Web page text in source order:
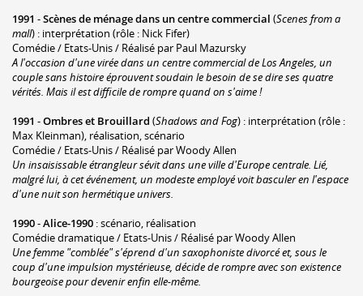
1991 -Scènes de ménage dans un centre commercial (Scenes from a
mall) : interprétation (rôle : Nick Fifer)
Comédie / Etats-Unis / Réalisé par Paul Mazursky
A l'occasion d'une virée dans un centre commercial de Los Angeles, un
couple sans histoire éprouvent soudain le besoin de se dire ses quatre
vérités. Mais il est difficile de rompre quand on s'aime !
1991 -Ombres et Brouillard (Shadows and Fog) : interprétation (rôle :
Max Kleinman), réalisation, scénario
Comédie / Etats-Unis / Réalisé par Woody Allen
Un insaisissable étrangleur sévit dans une ville d'Europe centrale. Lié,
malgré lui, à cet événement, un modeste employé voit basculer en l'espace
d'une nuit son hermétique univers.
1990-Alice-1990 : scénario, réalisation
Comédie dramatique / Etats-Unis / Réalisé par Woody Allen
Une femme "comblée" s'éprend d'un saxophoniste divorcé et, sous le
coup d'une impulsion mystérieuse, décide de rompre avec son existence
bourgeoise pour devenir enfin elle-même.